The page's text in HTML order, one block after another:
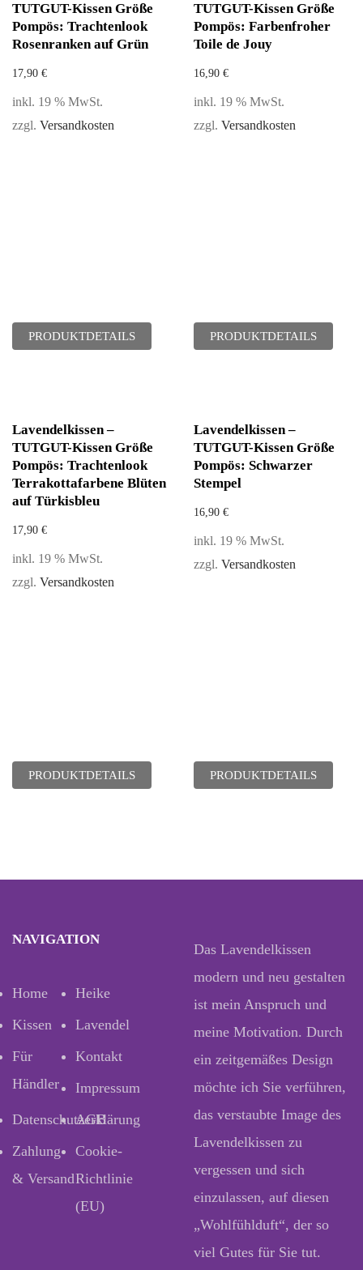
TUTGUT-Kissen Größe
Pompös: Trachtenlook
Rosenranken auf Grün
17,90 €
inkl. 19 % MwSt.
zzgl. Versandkosten
PRODUKTDETAILS
TUTGUT-Kissen Größe
Pompös: Farbenfroher
Toile de Jouy
16,90 €
inkl. 19 % MwSt.
zzgl. Versandkosten
PRODUKTDETAILS
Lavendelkissen –
TUTGUT-Kissen Größe
Pompös: Trachtenlook
Terrakottafarbene Blüten
auf Türkisbleu
17,90 €
inkl. 19 % MwSt.
zzgl. Versandkosten
PRODUKTDETAILS
Lavendelkissen –
TUTGUT-Kissen Größe
Pompös: Schwarzer
Stempel
16,90 €
inkl. 19 % MwSt.
zzgl. Versandkosten
PRODUKTDETAILS
NAVIGATION
Home
Heike
Kissen
Lavendel
Für
Händler
Kontakt
Impressum
Datenschutzerklärung
AGB
Zahlung
& Versand
Cookie-
Richtlinie
(EU)
Das Lavendelkissen
modern und neu gestalten
ist mein Anspruch und
meine Motivation. Durch
ein zeitgemäßes Design
möchte ich Sie verführen,
das verstaubte Image des
Lavendelkissen zu
vergessen und sich
einzulassen, auf diesen
„Wohlfühlduft“, der so
viel Gutes für Sie tut.